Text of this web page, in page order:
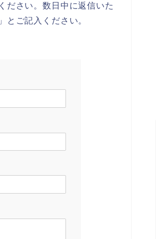
ださい。数日中に返信いた
とご記入ください。